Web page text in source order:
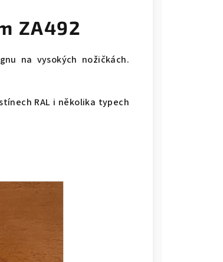
ZA492
na vysokých nožičkách.
RAL i několika typech